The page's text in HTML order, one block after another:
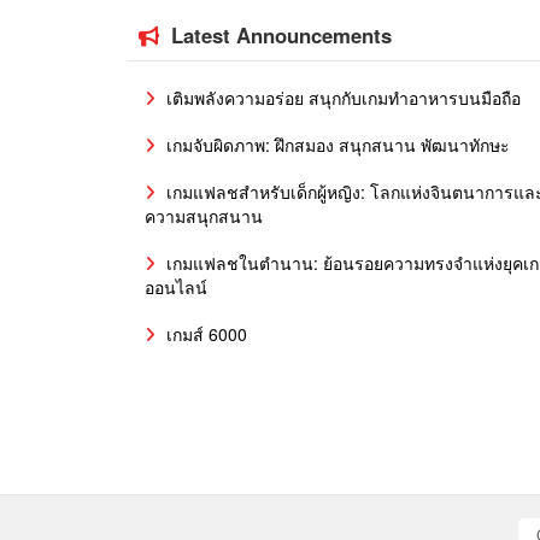
Latest Announcements
เติมพลังความอร่อย สนุกกับเกมทำอาหารบนมือถือ
เกมจับผิดภาพ: ฝึกสมอง สนุกสนาน พัฒนาทักษะ
เกมแฟลชสำหรับเด็กผู้หญิง: โลกแห่งจินตนาการแล
ความสนุกสนาน
เกมแฟลชในตำนาน: ย้อนรอยความทรงจำแห่งยุคเ
ออนไลน์
เกมส์ 6000